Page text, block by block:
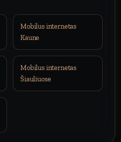
Mobilus internetas
Kaune
Mobilus internetas
Šiauliuose